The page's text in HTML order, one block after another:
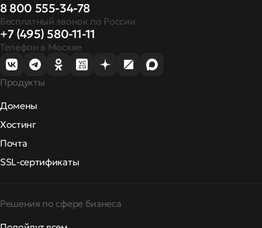
8 800 555-34-78
Бесплатный звонок по России
+7 (495) 580-11-11
Телефон в Москве
Продукты
Домены
Хостинг
Почта
SSL-сертификаты
Решения по сфере бизнеса